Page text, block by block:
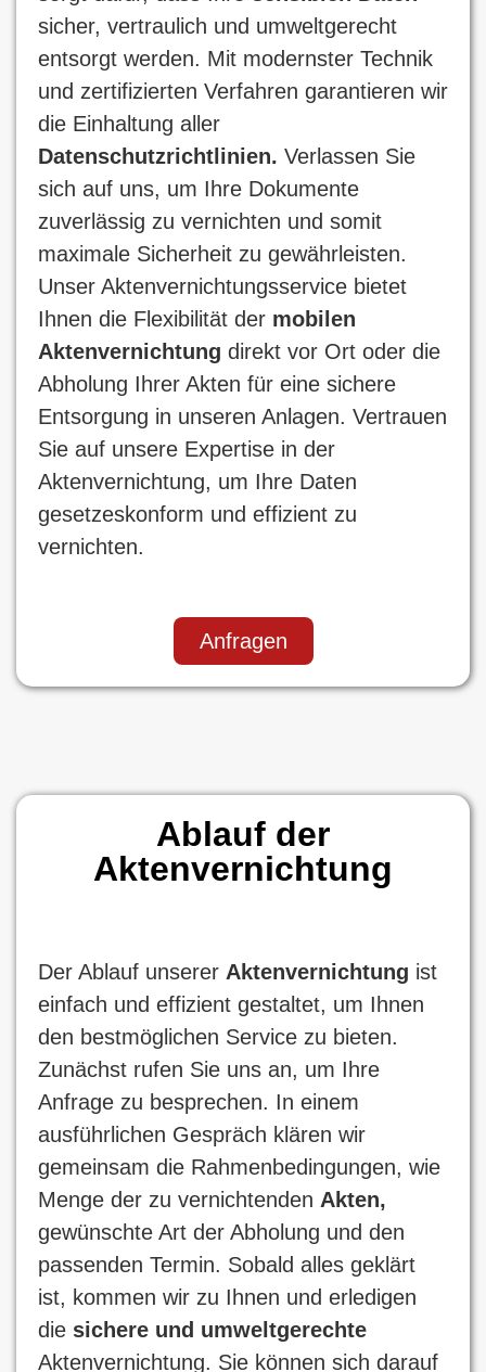
sicher, vertraulich und umweltgerecht
entsorgt werden. Mit modernster Technik
und zertifizierten Verfahren garantieren wir
die Einhaltung aller
Datenschutzrichtlinien. Verlassen Sie
sich auf uns, um Ihre Dokumente
zuverlässig zu vernichten und somit
maximale Sicherheit zu gewährleisten.
Unser Aktenvernichtungsservice bietet
Ihnen die Flexibilität der mobilen
Aktenvernichtung direkt vor Ort oder die
Abholung Ihrer Akten für eine sichere
Entsorgung in unseren Anlagen. Vertrauen
Sie auf unsere Expertise in der
Aktenvernichtung, um Ihre Daten
gesetzeskonform und effizient zu
vernichten.
Anfragen
Ablauf der
Aktenvernichtung
Der Ablauf unserer Aktenvernichtung ist
einfach und effizient gestaltet, um Ihnen
den bestmöglichen Service zu bieten.
Zunächst rufen Sie uns an, um Ihre
Anfrage zu besprechen. In einem
ausführlichen Gespräch klären wir
gemeinsam die Rahmenbedingungen, wie
Menge der zu vernichtenden Akten,
gewünschte Art der Abholung und den
passenden Termin. Sobald alles geklärt
ist, kommen wir zu Ihnen und erledigen
die sichere und umweltgerechte
Aktenvernichtung. Sie können sich darauf